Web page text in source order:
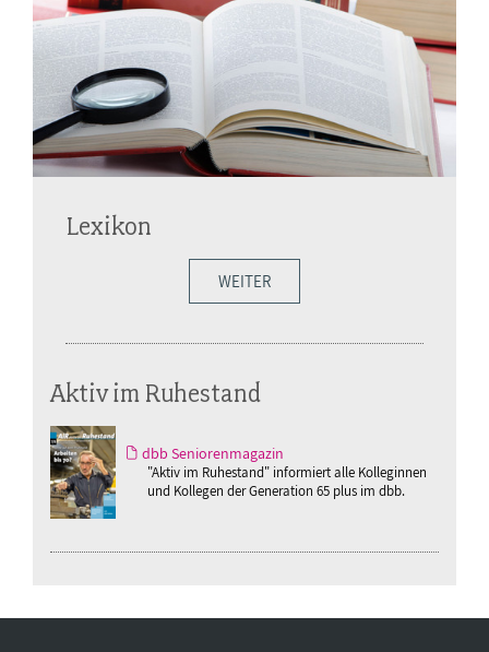
Lexikon
WEITER
Aktiv im Ruhestand
dbb Seniorenmagazin
"Aktiv im Ruhestand" informiert alle Kolleginnen
und Kollegen der Generation 65 plus im dbb.